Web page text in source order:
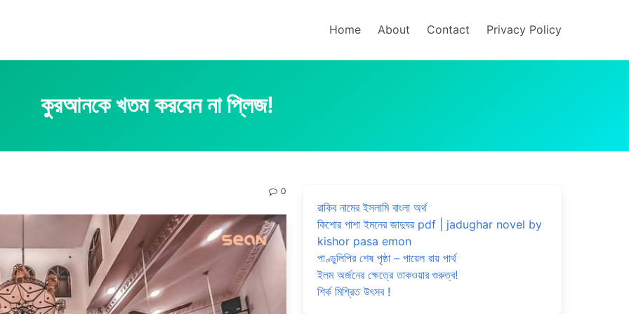
Home About Contact Privacy Policy
কুরআনকে খতম করবেন না প্লিজ!
0
রাকিব নামের ইসলামি বাংলা অর্থ
কিশোর পাশা ইমনের জাদুঘর pdf | jadughar novel by
kishor pasa emon
পাণ্ডুলিপির শেষ পৃষ্ঠা – পায়েল রায় পার্থ
ইলম অর্জনের ক্ষেত্রে তাকওয়ার গুরুত্ব!
শির্ক মিশ্রিত উৎসব !